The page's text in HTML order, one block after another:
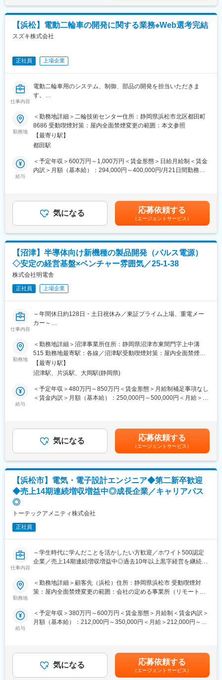
変更の範囲：会社の定める業務
■同社の強み
◎業界安定性
業界は多岐に亘り、自動車、電機、半導体、食品、医薬品、化
学、機械など、様々な業界に広がっています。特定の業界に依存
していないため、経済激動の時代
を生き抜くことができます。また、省エネ・省コストを追い風に
直近10年で売上、従業員共に2倍と急成長を遂げています。
主力製品の1つである「ロボシリンダ」は、これまで工場で使われ
てきた空圧機器と置き換えることで、電気代を1/3～1/10程度に抑
えることができます。電気代が少なくて済むため、CO2排出量を
抑えることができる、ということでもあり、大変環境にやさしい
◎製品開発力
客様に届けることができるようになりました。製品開発では特許
出願を目標に掲げ、既に121件を取得、60件が出願中となってお
り、新技術を導入した画期的な製品を次々と生み出しています。
◎キーワード◎
社会人経験10年以上歓迎／社会人経験20年以上歓迎／U・Iターン
歓迎／離職率5％以下／女性管理職登用実績有／産休・育休取得実
績有／設立30年以上／子育てママ活躍中／土日祝休み／自動車通
勤OK／社員食堂・食事補助あり／退職金あり
でも目安の金額であり、選考を通じて上下する可能性がありま
す。月給(月額)は固定手当を含めた表記です。
【浜松】電動二輪車の開発に関する業務※Web選考完結
スズキ株式会社
正社員 上場企業
仕事内容
電動二輪車用のシステム、制御、部品の開発を担当いただきま
す。
■具体的には：
・EVシステムの企画、設計
・車両制御設計、適合、評価
・バッテリパック、DCDCコンバータ、充電器の技術開発
【変更の範囲：会社の定める業務】
■採用背景：
■キャリアプラン：
【役職】チームリーダーや係長、将来的に管理職へとキャリアア
・車両システムの企画から車両の評価まで一貫して経験を積むこ
とができます。
・EVに搭載される部品の開発に必要なスキル、知識を身に着ける
ことができます。
【環境】基本は浜松工場 二輪技術センター勤務ですが、希望によ
り、海外駐在にもチャレンジすることができます。
部内駐在実績拠点：インドネシア
■教育体制：
OJTで業務の立ち上がりをサポートします。各自のご経験や状況
その他、以下のような研修・教育があります。
・全社教育：役職者研修、部門別研修 等
・自己研鑽プログラム：英会話やプログラミング、業務で必要な
知識、ビジネススキルなどの講座を多数用意しております。従業
■スズキでの業務のやりがい：
変更の範囲：本文参照
勤務地
＜勤務地詳細＞二輪技術センター住所：静岡県浜松市北区都田町
8686 受動喫煙対策：屋内全面禁煙変更の範囲：本文参照
【最寄り駅】
都田駅
給与
＜予定年収＞600万円～1,000万円＜賃金形態＞日給月給制＜賃金
内訳＞月額（基本給）：294,000円～400,000円/月21日間勤務想
般～主任：年収760万円～920万円40歳／一般～主任：年収760万
円～1,000万円※確約するものではなく、最終学歴・社会人歴及び
経験スキルにより前後します。賃金はあくまでも目安の金額であ
り、選考を通じて上下する可能性があります。月給(月額)は固定手
当を含めた表記です。
気になる 応募依頼する
（エージェントサービス）
【沼津】半導体向け新機種の製品開発（パルス電源）
◇安定の経営基盤×ベンチャー雰囲気／25-1-38
株式会社明電舎
正社員 上場企業
仕事内容
～年間休日約128日・土日祝休み／東証プライム上場、重電メー
カー～
■業務内容：
当社の新事業である、半導体業界向けパルス電源新機種の基礎技
術開発、製品開発をお任せします。要求仕様達成に向けてパルス
電源の実現に必要な技術開発に取り組む、研究開発業務です。
■詳細：
・パルス電源主回路の電気回路設計及び評価、部品選定及び図面
■組織：
製品技術研究所の、プロダクトデザイン部に属しています。主な
ミッションは下記２点であり、今回の募集は（2）の役割を期待し
設計業務
（2）新機種である、パルス電源機器の製品化
当社としては珍しく、アジャイル開発を推進しています。決まっ
社のこれからを担う製品を作り上げていくことは、大きなやりが
り」「環境保全」「地域貢献」を大切にし、製品開発から出荷後
のメンテナンスまでのトータルソリューションを提供する「一貫
す。現在、生産能力約1.5倍を掲げ、160億円を投資して増築に向
け動いております。
■当社について：
創業から約120年以上、インフラを支える重電メーカーとして、
発変電設備、太陽光発電、スマートグリッド、電気自動車用モー
誇る、東証プライム上場の重電メーカーです。
■働き方について：
勤務地
＜勤務地詳細＞沼津事業所住所：静岡県沼津市東間門字上中溝
515 勤務地最寄駅：各線／沼津駅受動喫煙対策：屋内全面禁煙変
更の範囲：会社の定める事業所
【最寄り駅】
沼津駅、片浜駅、大岡駅(静岡県)
給与
＜予定年収＞480万円～850万円＜賃金形態＞月給制補足事項なし
＜賃金内訳＞月額（基本給）：250,000円～500,000円＜月給＞
年2回（6月、12月）※業績による賃金はあくまでも目安の金額で
あり、選考を通じて上下する可能性があります。月給(月額)は固定
手当を含めた表記です。
気になる 応募依頼する
（エージェントサービス）
【浜松市】電気・電子設計エンジニア◆第二新卒歓迎
◆売上14期連続増収増益中◎成長企業／キャリアパス
◎
トーテックアメニティ株式会社
正社員
仕事内容
～学生時代に学んだことを活かしたい方歓迎／ホワイト500認定
企業／売上14期連続増収増益中◎過去10年以上黒字経営を継続／
■業務詳細：
支え変えていく製品開発をお任せします。
（回路設計～部品選定、評価まで一連の設計工程を担当）
・半導体工場内で使用される、自動倉庫搬送設備の開発業務（客
先での打ち合わせ段階から、仕様決定～設計業務）
勤務地
＜勤務地詳細＞顧客先（浜松）住所：静岡県浜松市 受動喫煙対
策：屋内全面禁煙変更の範囲：会社の定める事業所（リモートワ
給与
＜予定年収＞380万円～600万円＜賃金形態＞月給制＜賃金内訳＞
月額（基本給）：212,000円～350,000円＜月給＞212,000円～
はあくまでも目安の金額であり、選考を通じて上下する可能性が
あります。月給(月額)は固定手当を含めた表記です。
気になる 応募依頼する
（エージェントサービス）